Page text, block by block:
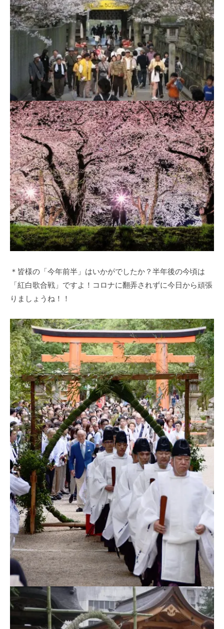
＊皆様の「今年前半」はいかがでしたか？半年後の今頃は
「紅白歌合戦」ですよ！コロナに翻弄されずに今日から頑張
りましょうね！！